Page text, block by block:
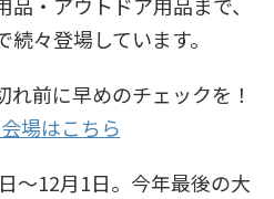
々登場しています。
前に早めのチェックを！
場はこちら
〜12月1日。今年最後の大